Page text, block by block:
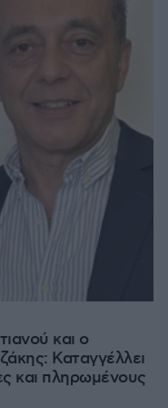
και ο
Καταγγέλλει
και πληρωμένους